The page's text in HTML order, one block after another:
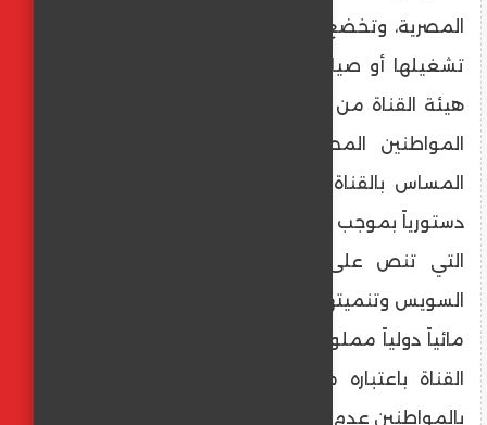
المصرية، وتخضع لسيادتها سواء في إدارتها أو
تشغيلها أو صيانتها، كما سيظل كامل طاقم
هيئة القناة من موظفين وفنيين وإداريين من
المواطنين المصريين، مُوضحةً أنه لا يمكن
المساس بالقناة أو أي من مرافقها المُصانة
التي تنص على "التزام الدولة بحماية قناة
السويس وتنميتها والحفاظ عليها بصفتها ممراً
مائياً دولياً مملوكاً لها، كما تلتزم بتنمية قطاع
القناة باعتباره مركزاً اقتصادياً مميزاً"، مهيبةً
بالمواطنين عدم الانسياق وراء تلك الأكاذيب، مع